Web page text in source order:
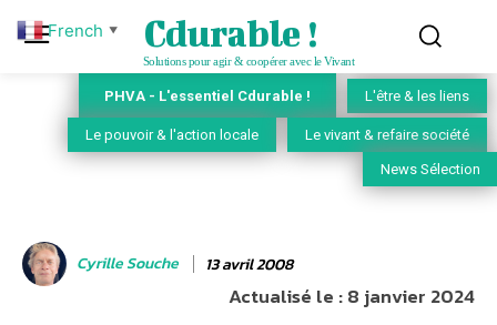
Cdurable !
Solutions pour agir & coopérer avec le Vivant
PHVA - L'essentiel Cdurable ! L'être & les liens
Le pouvoir & l'action locale Le vivant & refaire société
News Sélection
Cyrille Souche 13 avril 2008
Actualisé le :8 janvier 2024
French ▼